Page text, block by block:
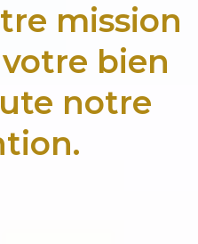
mission
bien
notre